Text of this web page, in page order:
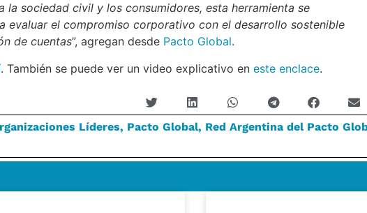
la sociedad civil y los consumidores, esta herramienta se
evaluar el compromiso corporativo con el desarrollo sostenible
de cuentas”, agregan desde Pacto Global.
. También se puede ver un video explicativo eneste enclace.
Líderes, Pacto Global, Red Argentina del Pacto